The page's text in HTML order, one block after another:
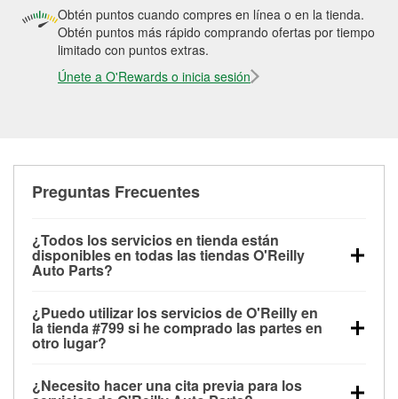
Obtén puntos cuando compres en línea o en la tienda.
Obtén puntos más rápido comprando ofertas por tiempo
limitado con puntos extras.
Únete a O'Rewards o inicia sesión
Preguntas Frecuentes
¿Todos los servicios en tienda están
disponibles en todas las tiendas O'Reilly
Auto Parts?
las pruebas de batería, pruebas de alternador y
motor de arranque, revisión de la luz “Check Engine”
con O'Reilly VeriScan® e instalación de
limpiaparabrisas o bombillas, están disponibles en
¿Puedo utilizar los servicios de O'Reilly en
la tienda #799 si he comprado las partes en
otro lugar?
de O'Reilly Auto Parts que estén disponibles en la
¿Necesito hacer una cita previa para los